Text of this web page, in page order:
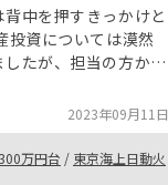
中を押すきっかけと
たが、担当の方から
薦めたいと思っていま
2023年09月11日
万円台 / 東京海上日動火